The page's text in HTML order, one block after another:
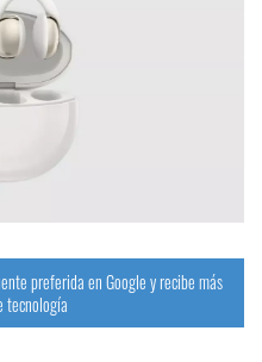
preferida en Google y recibe más
tecnología